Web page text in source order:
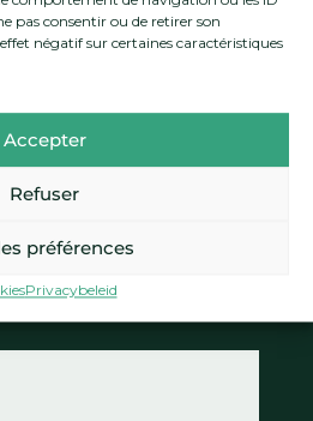
pas consentir ou de retirer son
négatif sur certaines caractéristiques
Accepter
Refuser
préférences
Privacybeleid
en welwillende
mogelijk maakt
seminarie
gericht op
leden